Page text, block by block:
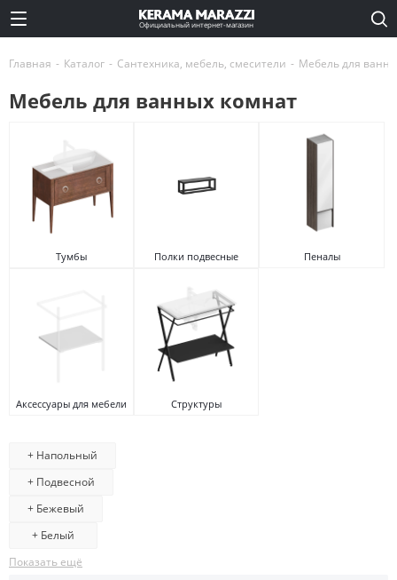
Официальный интернет-магазин
Главная - Каталог - Сантехника, мебель, смесители - Мебель для
Мебель для ванных комнат
Тумбы Полки подвесные Пеналы
Аксессуары для мебели Структуры
+ Напольный
+ Подвесной
+ Бежевый
+ Белый
Показать ещё